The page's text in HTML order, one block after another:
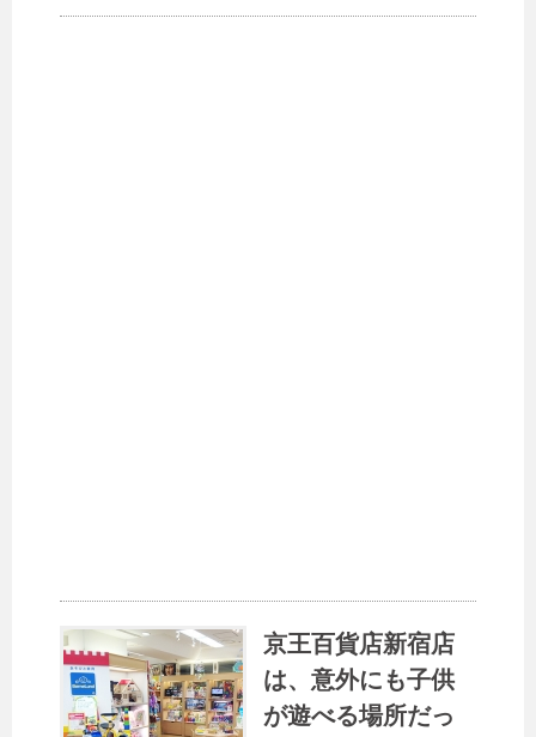
京王百貨店新宿店
は、意外にも子供
が遊べる場所だっ